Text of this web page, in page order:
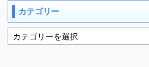
カテゴリー